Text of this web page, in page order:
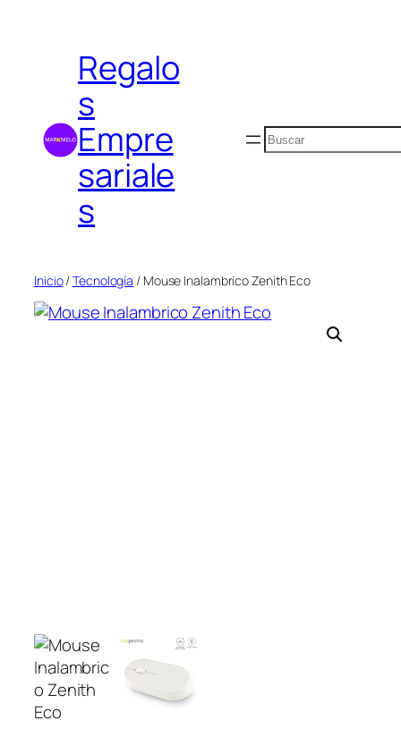
contenidoRegalo
s
Empre
sariale
s
Buscar
Inicio/Tecnología / Mouse Inalambrico Zenith Eco